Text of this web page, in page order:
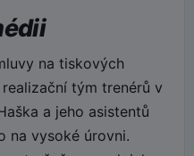
na tiskových
tým trenérů v
a jeho asistentů
na vysoké úrovni.